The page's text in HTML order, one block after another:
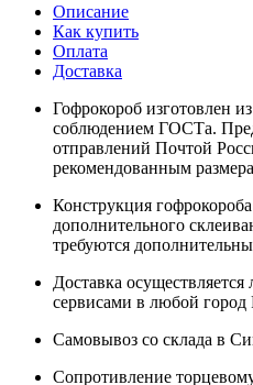
Описание
Как купить
Оплата
Доставка
Гофрокороб изготовлен
соблюдением ГОСТа.
отправлений Почтой
рекомендованным
Конструкция
дополнительного
требуются
Доставка
сервисами в любой
Самовывоз со склада в
Сопротивление